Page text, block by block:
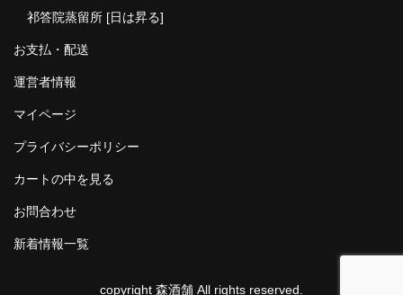
祁答院蒸留所 [日は昇る]
お支払・配送
運営者情報
マイページ
プライバシーポリシー
カートの中を見る
お問合わせ
新着情報一覧
copyright 森酒舗 All rights reserved.